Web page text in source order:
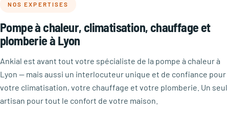
NOS EXPERTISES
Pompe à chaleur, climatisation, chauffage et
plomberie à Lyon
Ankial est avant tout votre spécialiste de la pompe à chaleur à
Lyon — mais aussi un interlocuteur unique et de confiance pour
votre climatisation, votre chauffage et votre plomberie. Un seul
artisan pour tout le confort de votre maison.